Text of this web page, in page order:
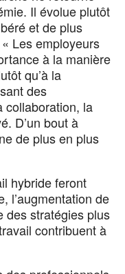
Il évolue plutôt
et de plus
Les employeurs
à la manière
qu’à la
des
collaboration, la
D’un bout à
de plus en plus
hybride feront
l’augmentation de
des stratégies plus
contribuent à